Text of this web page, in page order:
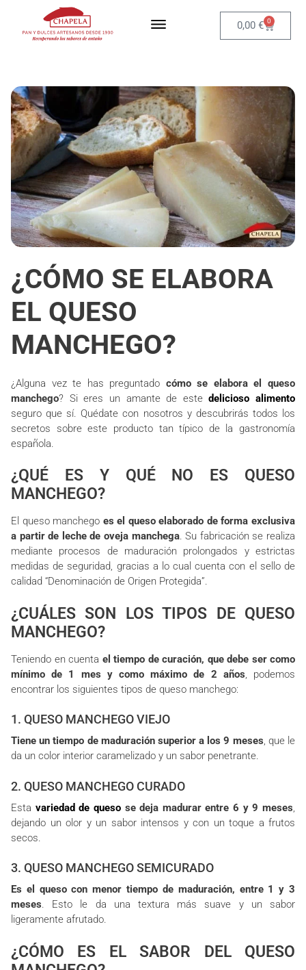
0,00 € 0
¿CÓMO SE ELABORA
EL QUESO
MANCHEGO?
¿Alguna vez te has preguntado cómo se elabora el queso
manchego? Si eres un amante de estedelicioso alimento
seguro que sí. Quédate con nosotros y descubrirás todos los
secretos sobre este producto tan típico de la gastronomía
española.
¿QUÉ ES Y QUÉ NO ES QUESO
MANCHEGO?
El queso manchego es el queso elaborado de forma exclusiva
a partir de leche de oveja manchega. Su fabricación se realiza
mediante procesos de maduración prolongados y estrictas
medidas de seguridad, gracias a lo cual cuenta con el sello de
calidad “Denominación de Origen Protegida”.
¿CUÁLES SON LOS TIPOS DE QUESO
MANCHEGO?
Teniendo en cuenta el tiempo de curación, que debe ser como
mínimo de 1 mes y como máximo de 2 años, podemos
encontrar los siguientes tipos de queso manchego:
1. QUESO MANCHEGO VIEJO
Tiene un tiempo de maduración superior a los 9 meses, que le
da un color interior caramelizado y un sabor penetrante.
2. QUESO MANCHEGO CURADO
Esta variedad de queso se deja madurar entre 6 y 9 meses,
dejando un olor y un sabor intensos y con un toque a frutos
secos.
3. QUESO MANCHEGO SEMICURADO
Es el queso con menor tiempo de maduración, entre 1 y 3
meses. Esto le da una textura más suave y un sabor
ligeramente afrutado.
¿CÓMO ES EL SABOR DEL QUESO